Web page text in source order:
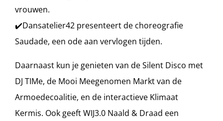
vrouwen.
✔️Dansatelier42 presenteert de choreografie
Saudade, een ode aan vervlogen tijden.
Daarnaast kun je genieten van de Silent Disco met
DJ TIMe, de Mooi Meegenomen Markt van de
Armoedecoalitie, en de interactieve Klimaat
Kermis. Ook geeft WIJ3.0 Naald & Draad een